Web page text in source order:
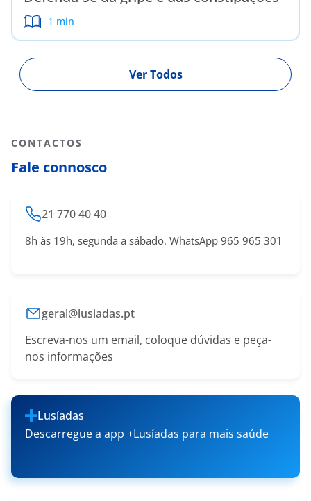
1 min
Ver Todos
CONTACTOS
Fale connosco
21 770 40 40
8h às 19h, segunda a sábado. WhatsApp 965 965 301
geral@lusiadas.pt
Escreva-nos um email, coloque dúvidas e peça-
nos informações
Lusíadas
Descarregue a app +Lusíadas para mais saúde